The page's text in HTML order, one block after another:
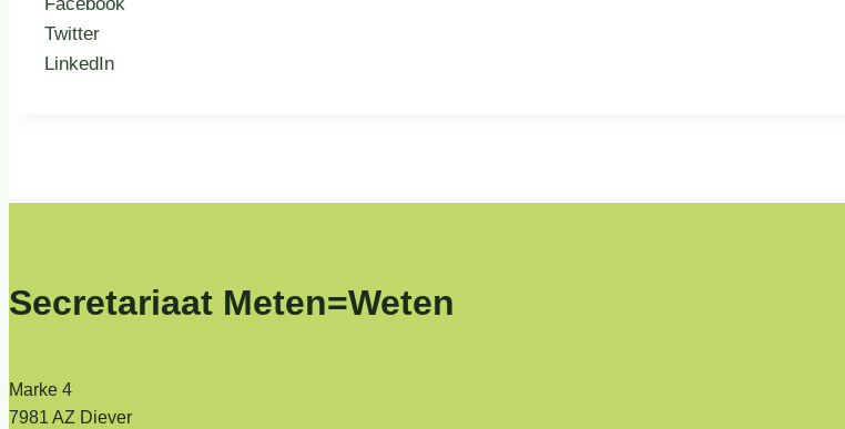
Twitter
LinkedIn
Secretariaat Meten=Weten
Marke 4
7981 AZ Diever